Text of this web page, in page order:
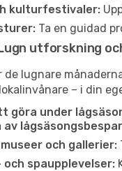
kulturfestivaler:
Ta en guidad
utforskning
de lugnare
– i din
göra under
och gallerier:
och spaupplevelser: